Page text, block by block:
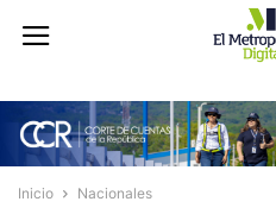
Inicio Nacionales